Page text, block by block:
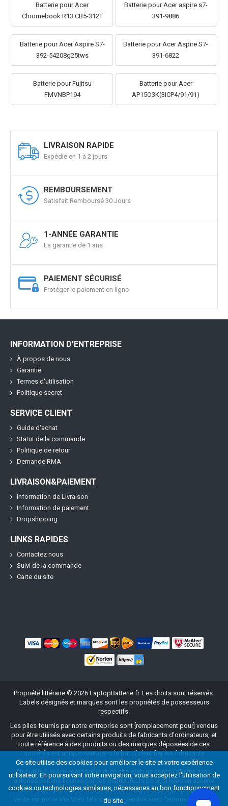
Batterie pour Acer
Chromebook R13 CB5-312T
Batterie pour Acer aspire s7-
391-9886
Batterie pour Acer Aspire S7-
392-54208g25tws
Batterie pour Acer Aspire S7-
391-6822
Batterie pour Fujitsu
FMVNBP194
Batterie pour Acer
AP15O3K(3ICP4/91/91)
LIVRAISON RAPIDE
Expédié en 1 à 2 jours
REMBOURSEMENT
Satisfait Remboursé 30 Jours
1-ANNÉE GARANTIE
La garantie de 1 ans
PAIEMENT SÉCURISÉ
Protéger le paiement en ligne
INFORMATION D'ENTREPRISE
À propos de nous
Garantie
Termes d'utilisation
Politique secret
SERVICE CLIENT
Guide d'achat
Statut de la commande
Politique de retour
Demande RMA
LIVRAISON&PAIEMENT
Information de Livraison
Information de paiement
Dropshipping
LINKS RAPIDES
Contactez nous
Suivi de la commande
Carte du site
Propriété littéraire © 2026 LaptopBatterie.fr. Les droits sont réservés.
Labels désignés et marques sont les propriétés de possesseurs
respectifs.
Les piles fournis par notre entreprise sont [remplacement pour] vendus
pour être utilisés avec certains produits de fabricants d'ordinateurs, et
toute référence à des produits ou des marques déposées de ces
sociétés est uniquement dans le but d'identifier les fabricants
d'ordinateurs avec lesquels nos produits [remplacement pour] peut
être utilisé. Notre compagnie et ce site Web ne sont ni affiliés avec,
autorisé par une licence par, les distributeurs pour, ni liées en aucune
façon à ces fabricants d'ordinateurs, ni les produits proposés à la
vente sur notre site Web fabriqués ou vendus avec l'autorisation des
Ce site utilise des cookies pour améliorer le site et votre expérience
utilisateur. En poursuivant votre navigation, vous acceptez l'utilisation de
cookies ou technologies similaires, nécessaires au bon fonctionnement
du site.